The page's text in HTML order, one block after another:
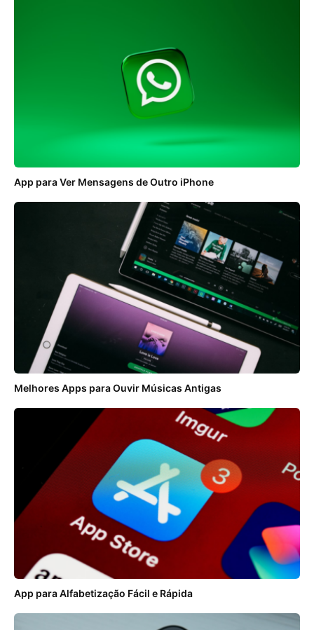
App para Ver Mensagens de Outro iPhone
Melhores Apps para Ouvir Músicas Antigas
App para Alfabetização Fácil e Rápida